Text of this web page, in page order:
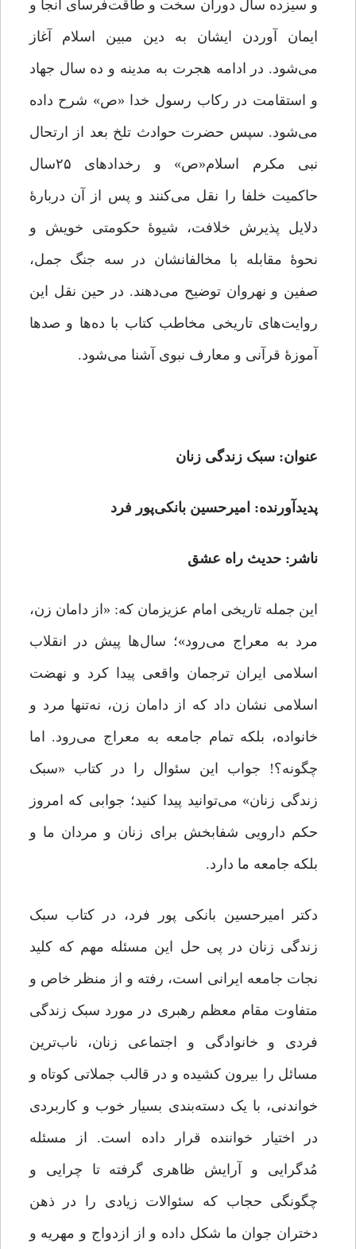
و سیزده سال دوران سخت و طاقت‌فرسای آنجا و
ایمان آوردن ایشان به دین مبین اسلام آغاز
می‌شود. در ادامه هجرت به مدینه و ده سال جهاد
و استقامت در رکاب رسول خدا «ص» شرح داده
می‌شود. سپس حضرت حوادث تلخ بعد از ارتحال
نبی مکرم اسلام«ص» و رخدادهای ۲۵سال
حاکمیت خلفا را نقل می‌کنند و پس از آن دربارۀ
دلایل پذیرش خلافت، شیوۀ حکومتی خویش و
نحوۀ مقابله با مخالفانشان در سه جنگ جمل،
صفین و نهروان توضیح می‌دهند. در حین نقل این
روایت‌های تاریخی مخاطب کتاب با ده‌ها و صدها
آموزۀ قرآنی و معارف نبوی آشنا می‌شود.
عنوان: سبک زندگی زنان
پدیدآورنده: امیرحسین بانکی‌پور فرد
ناشر: حدیث راه عشق
این جمله تاریخی امام عزیزمان که: «از دامان زن،
مرد به معراج می‌رود»؛ سال‌ها پیش در انقلاب
اسلامی ایران ترجمان واقعی پیدا کرد و نهضت
اسلامی نشان داد که از دامان زن، نه‌تنها مرد و
خانواده، بلکه تمام جامعه به معراج می‌رود. اما
چگونه؟! جواب این سئوال را در کتاب «سبک
زندگی زنان» می‌توانید پیدا کنید؛ جوابی که امروز
حکم دارویی شفابخش برای زنان و مردان ما و
بلکه جامعه ما دارد.
دکتر امیرحسین بانکی پور فرد، در کتاب سبک
زندگی زنان در پی حل این مسئله مهم که کلید
نجات جامعه ایرانی است، رفته و از منظر خاص و
متفاوت مقام معظم رهبری در مورد سبک زندگی
فردی و خانوادگی و اجتماعی زنان، ناب‌ترین
مسائل را بیرون کشیده و در قالب جملاتی کوتاه و
خواندنی، با یک دسته‌بندی بسیار خوب و کاربردی
در اختیار خواننده قرار داده است. از مسئله
مُدگرایی و آرایش ظاهری گرفته تا چرایی و
چگونگی حجاب که سئوالات زیادی را در ذهن
دختران جوان ما شکل داده و از ازدواج و مهریه و